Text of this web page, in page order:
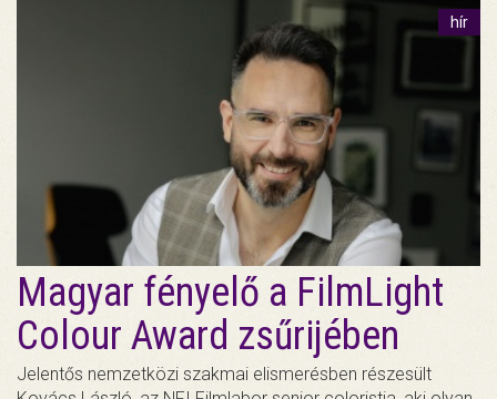
hír
Magyar fényelő a FilmLight
Colour Award zsűrijében
Jelentős nemzetközi szakmai elismerésben részesült